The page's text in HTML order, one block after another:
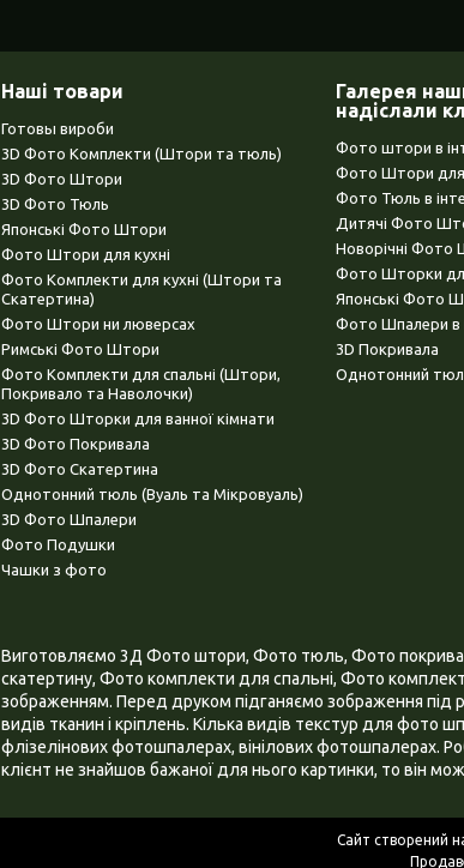
Наші товари
Готовы вироби
3D Фото Комплекти (Штори та тюль)
3D Фото Штори
3D Фото Тюль
Японські Фото Штори
Фото Штори для кухні
Фото Комплекти для кухні (Штори та
Скатертина)
Фото Штори ни люверсах
Римські Фото Штори
Фото Комплекти для спальні (Штори,
Покривало та Наволочки)
3D Фото Шторки для ванної кімнати
3D Фото Покривала
3D Фото Скатертина
Однотонний тюль (Вуаль та Мікровуаль)
3D Фото Шпалери
Фото Подушки
Чашки з фото
Галерея
надіслали
Фото штори в
Фото Штори для
Фото Тюль в
Дитячі Фото
Новорічні Фото
Фото Шторки
Японські Фото
Фото Шпалери в
3D Покривала
Однотонний
Виготовляємо 3Д Фото штори, Фото тюль, Фото
скатертину, Фото комплекти для спальні, Фото
зображенням. Перед друком підганяємо зображення під
видів тканин і кріплень. Кілька видів текстур для фото
флізелінових фотошпалерах, вінілових фотошпалерах.
клієнт не знайшов бажаної для нього картинки, то він
Сайт створений